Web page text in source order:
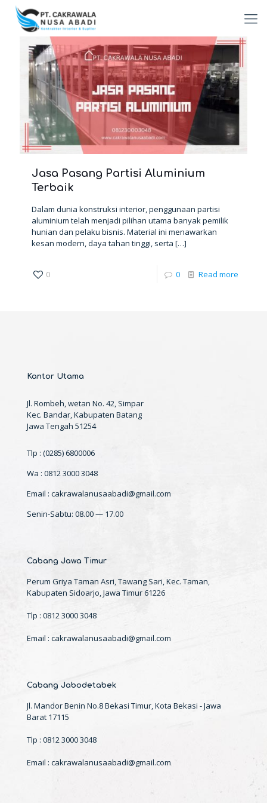
Jasa Pasang Partisi Aluminium
Terbaik
Dalam dunia konstruksi interior, penggunaan partisi
aluminium telah menjadi pilihan utama banyak pemilik
hunian dan pelaku bisnis. Material ini menawarkan
kesan modern, daya tahan tinggi, serta […]
0 0 Read more
Kantor Utama
Jl. Rombeh, wetan No. 42, Simpar
Kec. Bandar, Kabupaten Batang
Jawa Tengah 51254
Tlp : (0285) 6800006
Wa : 0812 3000 3048
Email : cakrawalanusaabadi@gmail.com
Senin-Sabtu: 08.00 — 17.00
Cabang Jawa Timur
Perum Griya Taman Asri, Tawang Sari, Kec. Taman,
Kabupaten Sidoarjo, Jawa Timur 61226
Tlp : 0812 3000 3048
Email : cakrawalanusaabadi@gmail.com
Cabang Jabodetabek
Jl. Mandor Benin No.8 Bekasi Timur, Kota Bekasi - Jawa
Barat 17115
Tlp : 0812 3000 3048
Email : cakrawalanusaabadi@gmail.com